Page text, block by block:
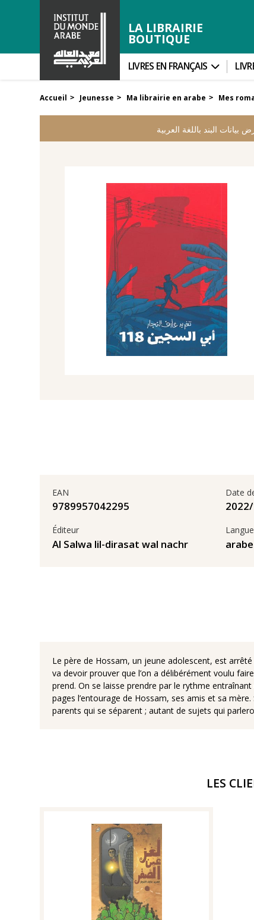
LA LIBRAIRIE
BOUTIQUE
LIVRES EN FRANÇAIS
Accueil > Jeunesse > Ma librairie en arabe > Mes
بيانات البند باللغة العربية
EAN
9789957042295
Date
Éditeur
Al Salwa lil-dirasat wal nachr arabe
Le père de Hossam, un jeune adolescent, est
va devoir prouver que l’on a délibérément voulu
prend. On se laisse prendre par le rythme
pages l’entourage de Hossam, ses amis et sa
parents qui se séparent ; autant de sujets qui
LES